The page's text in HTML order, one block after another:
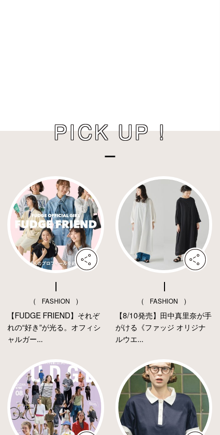
PICK UP !
( FASHION )
【FUDGE FRIEND】それぞ
れの“好き”が光る。オフィシ
ャルガー...
( FASHION )
【8/10発売】田中真里奈が手
がける《ファッジ オリジナ
ルウエ...